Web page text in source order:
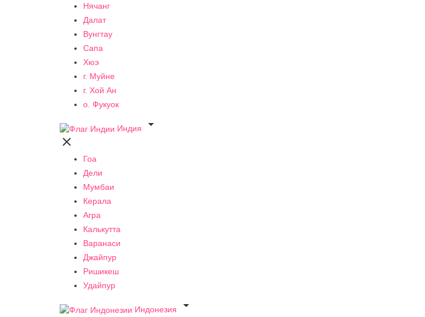
Нячанг
Далат
Вунгтау
Сапа
Хюэ
г. Муйне
г. Хой Ан
о. Фукуок
Индия


Гоа
Дели
Мумбаи
Керала
Агра
Калькутта
Варанаси
Джайпур
Ришикеш
Удайпур
Индонезия
